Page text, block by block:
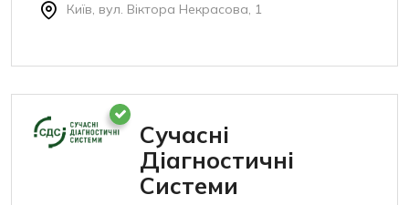
Київ, вул. Віктора Некрасова, 1
Сучасні
Діагностичні
Системи